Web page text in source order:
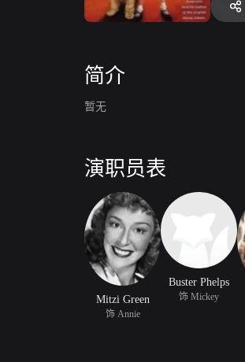
简介
暂无
演职员表
Mitzi Green
饰 Annie
Buster Phelps
饰 Mickey